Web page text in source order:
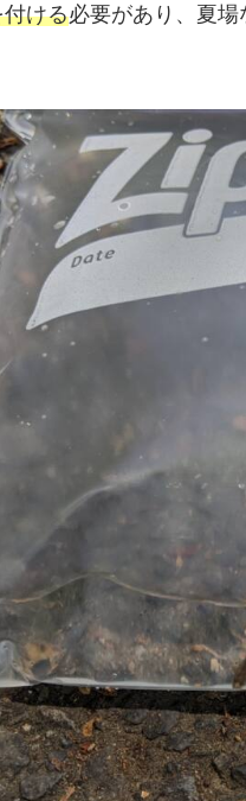
ける必要があり、夏